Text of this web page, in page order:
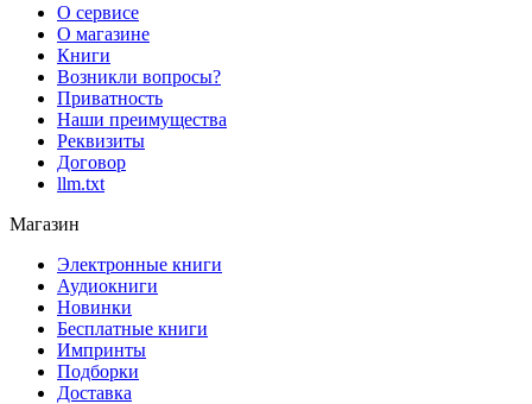
О сервисе
О магазине
Книги
Возникли вопросы?
Приватность
Наши преимущества
Реквизиты
Договор
llm.txt
Магазин
Электронные книги
Аудиокниги
Новинки
Бесплатные книги
Импринты
Подборки
Доставка